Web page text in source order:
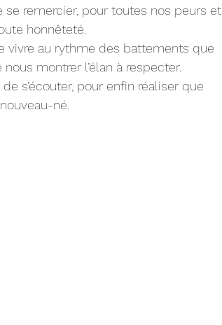
se remercier, pour toutes nos peurs et
honnêteté.
vivre au rythme des battements que
montrer l’élan à respecter.
s’écouter, pour enfin réaliser que
né.